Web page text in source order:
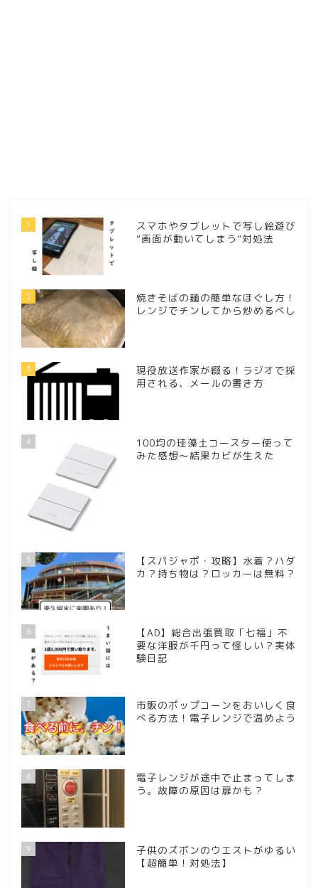
1
スマホやタブレットで写し絵遊び
“画面が動いてしまう”対処法
2
焼きそばの麺の簡単なほぐし方！
レンジでチンしてから炒めるべし
3
現役放送作家が綴る！ラジオで採
用される、メールの書き方
4
100均の珪藻土コースター使って
みた感想～結果カビが生えた
5
【スパジャポ・攻略】水着？ハダ
カ？持ち物は？ロッカーは無料？
6
【AD】総合出張買取「七福」不
要な洋服が千円って怪しい？実体
験日記
7
市販のポップコーンをおいしく食
べる方法！電子レンジで温めよう
8
電子レンジが途中で止まってしま
う。故障の原因は扉かも？
9
子供のズボンのウエストがゆるい
【超簡単！対処法】